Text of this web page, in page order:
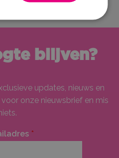
blijven?
updates, nieuws en
onze nieuwsbrief en mis
*